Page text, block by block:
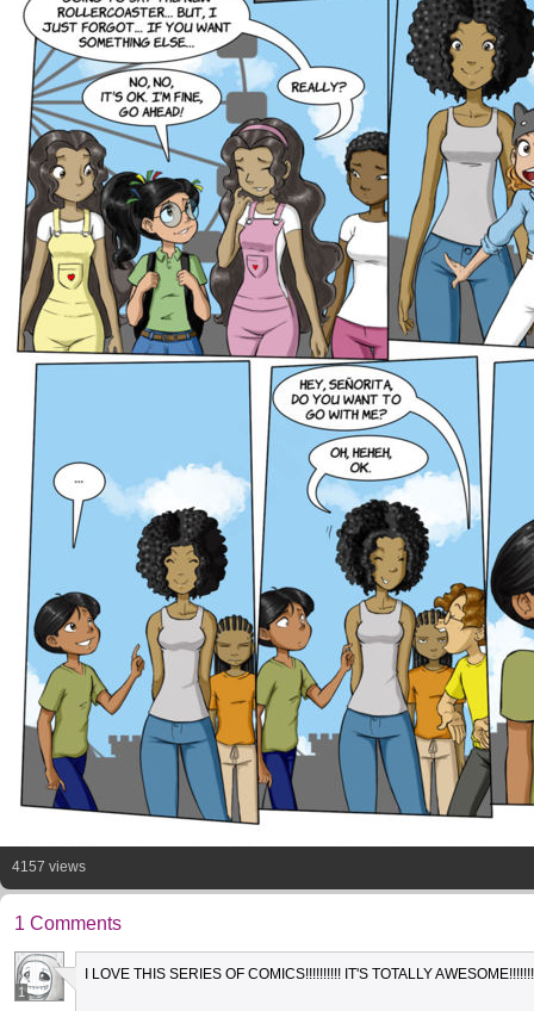
4157 views
1 Comments
1
I LOVE THIS SERIES OF COMICS!!!!!!!!!! IT'S TOTALLY